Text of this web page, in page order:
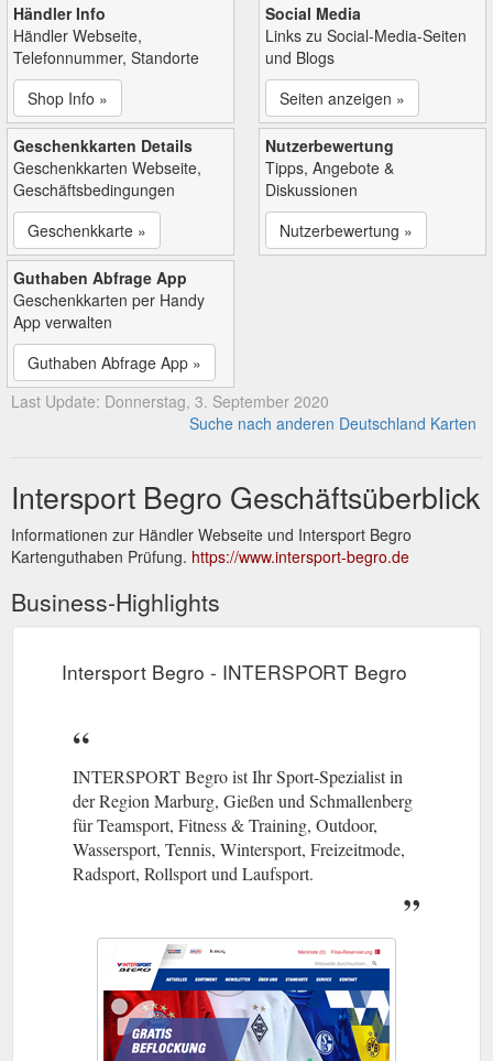
Händler Info
Händler Webseite,
Telefonnummer, Standorte
Shop Info »
Social Media
Links zu Social-Media-Seiten
und Blogs
Seiten anzeigen »
Geschenkkarten Details
Geschenkkarten Webseite,
Geschäftsbedingungen
Geschenkkarte »
Nutzerbewertung
Tipps, Angebote &
Diskussionen
Nutzerbewertung »
Guthaben Abfrage App
Geschenkkarten per Handy
App verwalten
Guthaben Abfrage App »
Last Update: Donnerstag, 3. September 2020
Suche nach anderen Deutschland Karten
Intersport Begro Geschäftsüberblick
Informationen zur Händler Webseite und Intersport Begro
Kartenguthaben Prüfung. https://www.intersport-begro.de
Business-Highlights
Intersport Begro - INTERSPORT Begro
INTERSPORT Begro ist Ihr Sport-Spezialist in
der Region Marburg, Gießen und Schmallenberg
für Teamsport, Fitness & Training, Outdoor,
Wassersport, Tennis, Wintersport, Freizeitmode,
Radsport, Rollsport und Laufsport.